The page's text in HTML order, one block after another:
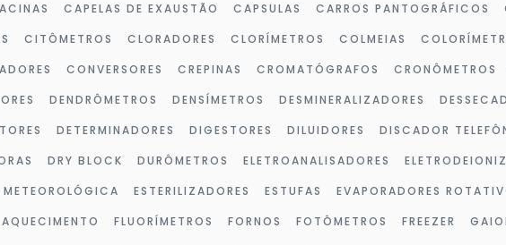
CAPELAS DE EXAUSTÃO CAPSULAS CARROS PANTOGRÁFICOS
CITÔMETROS CLORADORES CLORÍMETROS COLMEIAS
CONVERSORES CREPINAS CROMATÓGRAFOS CRONÔMETROS
DENDRÔMETROS DENSÍMETROS DESMINERALIZADORES
DETERMINADORES DIGESTORES DILUIDORES DISCADOR
DRY BLOCK DURÔMETROS ELETROANALISADORES
ESTERILIZADORES ESTUFAS EVAPORADORES
FLUORÍMETROS FORNOS FOTÔMETROS FREEZER